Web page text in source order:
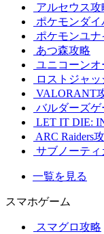
アルセウス攻
ポケモンダ
ポケモンユナ
あつ森攻略
ユニコーン
ロストジャ
VALORANT
バルダーズゲ
LET IT DIE:
ARC Raiders
サブノーティ
一覧を見る
スマホゲーム
スマグロ攻略